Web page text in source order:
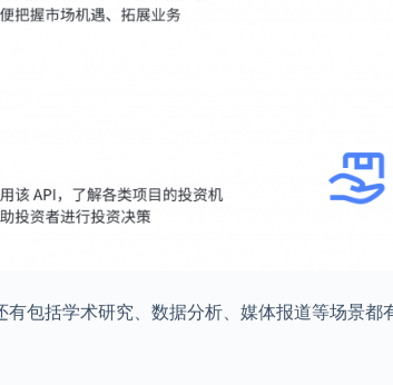
包括学术研究、数据分析、媒体报道等场景都